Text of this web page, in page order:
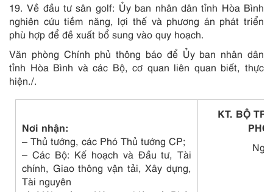
19. Về đầu tư sân golf: Ủy ban nhân dân tỉnh Hòa Bình
nghiên cứu tiềm năng, lợi thế và phương án phát triển
phù hợp để đề xuất bổ sung vào quy hoạch.
Văn phòng Chính phủ thông báo để Ủy ban nhân dân
tỉnh Hòa Bình và các Bộ, cơ quan liên quan biết, thực
hiện./.
Nơi nhận:
– Thủ tướng, các Phó Thủ tướng CP;
– Các Bộ: Kế hoạch và Đầu tư, Tài
chính, Giao thông vận tải, Xây dựng,
Tài nguyên
KT. BỘ